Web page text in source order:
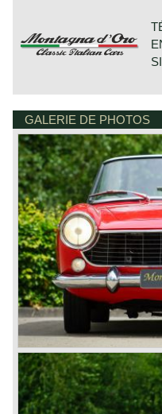
Pininfarina. The
largely the same as the
gave the 1500 much
The 1500 engine
The Fiat 1200 and 1500
bodywork structure and
floor shift. The 1500 was
wheels.
These charming
Technical data
4 cylinder in-line engine
cylinder capacity: 1481
1 carburettor
capacity: 80 bhp. at 5200
gearbox: 4-speed, manual
top-speed: 160 km/h. -
weight: 925 kg.
GALERIE DE PHOTOS